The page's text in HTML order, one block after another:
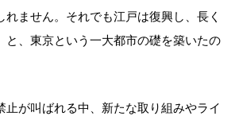
れません。それでも江戸は復興し、長く
と、東京という一大都市の礎を築いたの
止が叫ばれる中、新たな取り組みやライ